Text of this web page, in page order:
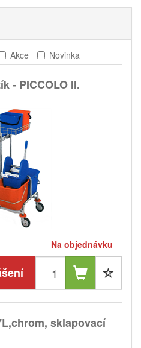
Akce Novinka
- PICCOLO II.
Na objednávku
sklapovací